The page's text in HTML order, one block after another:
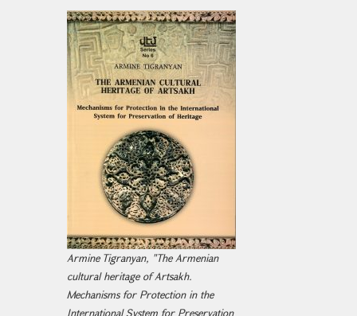
Armine Tigranyan, "The Armenian
cultural heritage of Artsakh.
Mechanisms for Protection in the